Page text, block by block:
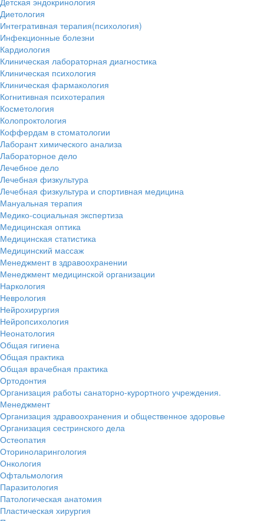
Диетология
Интегративная терапия(психология)
Инфекционные болезни
Кардиология
Клиническая лабораторная диагностика
Клиническая психология
Клиническая фармакология
Когнитивная психотерапия
Косметология
Колопроктология
Коффердам в стоматологии
Лаборант химического анализа
Лабораторное дело
Лечебное дело
Лечебная физкультура
Лечебная физкультура и спортивная медицина
Мануальная терапия
Медико-социальная экспертиза
Медицинская оптика
Медицинская статистика
Медицинский массаж
Менеджмент в здравоохранении
Менеджмент медицинской организации
Наркология
Неврология
Нейрохирургия
Нейропсихология
Неонатология
Общая гигиена
Общая практика
Общая врачебная практика
Ортодонтия
Организация работы санаторно-курортного учреждения.
Менеджмент
Организация здравоохранения и общественное здоровье
Организация сестринского дела
Остеопатия
Оториноларингология
Онкология
Офтальмология
Паразитология
Патологическая анатомия
Пластическая хирургия